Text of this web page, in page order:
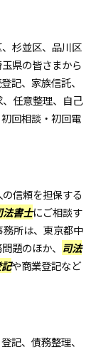
杉並区、品川区
県の皆さまから
記、家族信託、
任意整理、自己
回相談・初回電
信頼を担保する
法書士にご相談す
務所は、東京都中
題のほか、 司法
や商業登記など
記、債務整理、